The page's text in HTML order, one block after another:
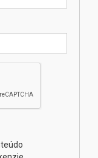
semestre
PAS antes